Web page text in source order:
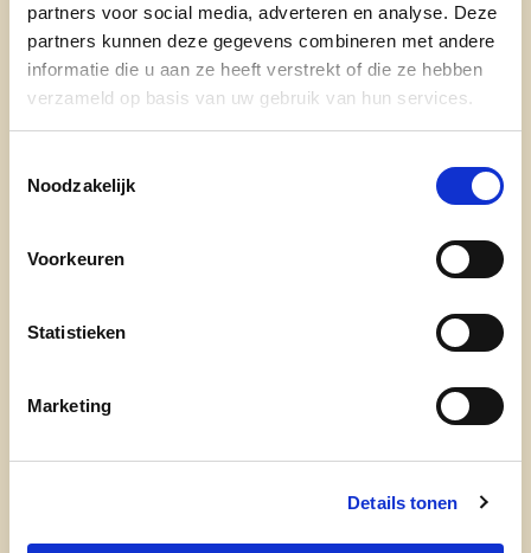
partners voor social media, adverteren en analyse. Deze
partners kunnen deze gegevens combineren met andere
informatie die u aan ze heeft verstrekt of die ze hebben
verzameld op basis van uw gebruik van hun services.
Noodzakelijk
Voorkeuren
Statistieken
Marketing
Details tonen
Een groot
voor mens en dier!
Realiseerde inmiddels:
De oprichting van het BIN
De ontwikkeling van een permanente
Erpe-Mere
DOGS ERPE-MERE
Een veilig en warm Erpe-Mere met:
Een verantwoord sociaal beleid!